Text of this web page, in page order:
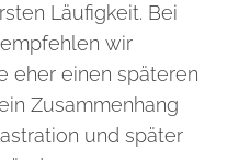
Läufigkeit. Bei
wir
eher einen späteren
Zusammenhang
und später